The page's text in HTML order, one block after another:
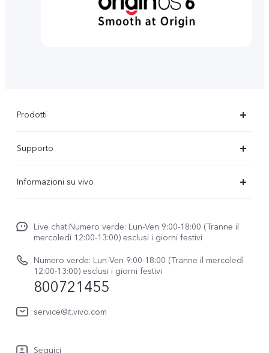
Prodotti
X300
V70 FE
vivo Watch GT 2
Y31 5G
vivo Buds Air3
Supporto
Funtouch OS
Aggiornamento del sistema
Manuale utente
Informazioni sulla Garanzia
Scarica le LUT per il ripristino di Log
Informazioni su vivo
Lavori con noi
Netiquette vivo
Note legali
Live chat:Numero verde: Lun-Ven 9:00-18:00 (Tranne il
mercoledì 12:00-13:00) esclusi i giorni festivi
Numero verde: Lun-Ven 9:00-18:00 (Tranne il mercoledì
12:00-13:00) esclusi i giorni festivi
800721455
service@it.vivo.com
Seguici